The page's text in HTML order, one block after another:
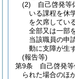
(2)
自己啓発等
いる課程を休
を欠席してい
全部又は一部
当該職員の申
動に支障が生
(報告等)
第9条
自己啓発
られた場合のほ